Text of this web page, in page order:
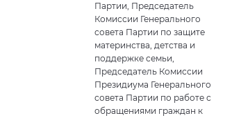
Партии, Председатель
Комиссии Генерального
совета Партии по защите
материнства, детства и
поддержке семьи,
Председатель Комиссии
Президиума Генерального
совета Партии по работе с
обращениями граждан к